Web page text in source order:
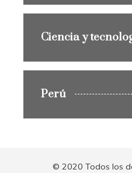
Ciencia y
Perú
© 2020 Todos los